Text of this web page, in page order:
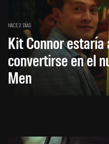
HACE 2 DÍAS
Kit Connor estaría
convertirse en el
Men